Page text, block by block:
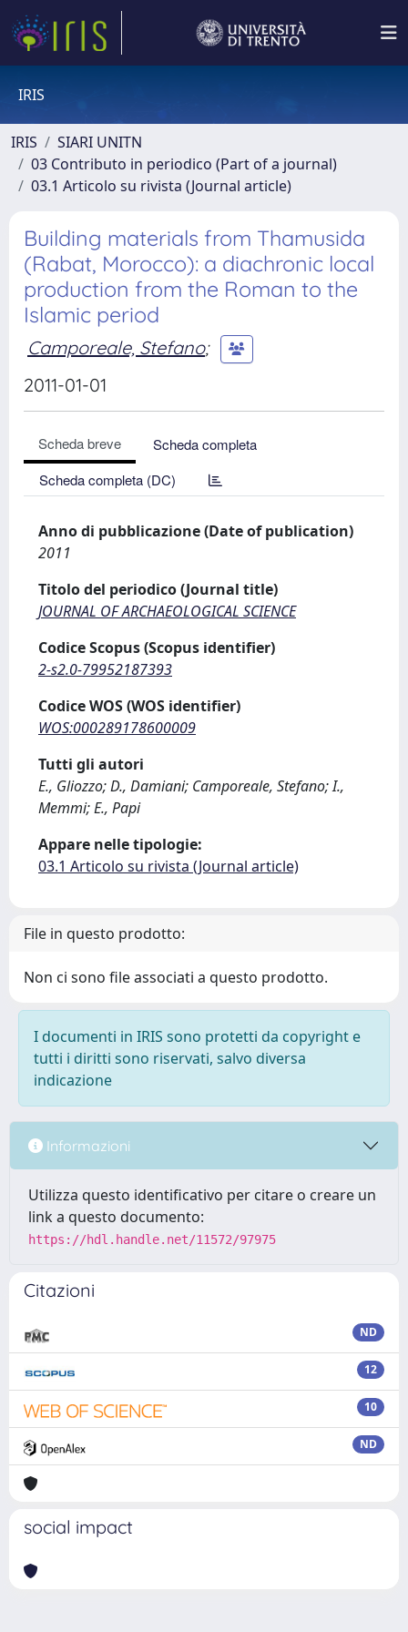
IRIS
IRIS
SIARI UNITN
03 Contributo in periodico (Part of a journal)
03.1 Articolo su rivista (Journal article)
Building materials from Thamusida
(Rabat, Morocco): a diachronic local
production from the Roman to the
Islamic period
Camporeale, Stefano;
2011-01-01
Scheda breve
Scheda completa
Scheda completa (DC)
Anno di pubblicazione (Date of publication)
2011
Titolo del periodico (Journal title)
JOURNAL OF ARCHAEOLOGICAL SCIENCE
Codice Scopus (Scopus identifier)
2-s2.0-79952187393
Codice WOS (WOS identifier)
WOS:000289178600009
Tutti gli autori
E., Gliozzo; D., Damiani; Camporeale, Stefano; I.,
Memmi; E., Papi
Appare nelle tipologie:
03.1 Articolo su rivista (Journal article)
File in questo prodotto:
Non ci sono file associati a questo prodotto.
I documenti in IRIS sono protetti da copyright e
tutti i diritti sono riservati, salvo diversa
indicazione
Informazioni
Utilizza questo identificativo per citare o creare un
link a questo documento:
https://hdl.handle.net/11572/97975
Citazioni
ND
12
10
ND
social impact